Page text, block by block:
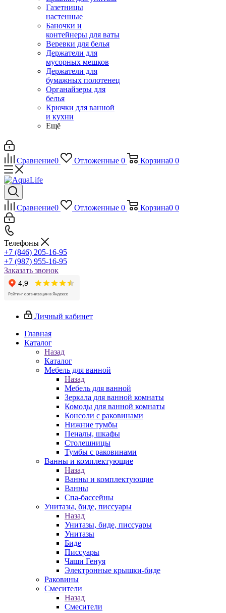
Газетницы
настенные
Баночки и
контейнеры для ваты
Веревки для белья
Держатели для
мусорных мешков
Держатели для
бумажных полотенец
Органайзеры для
белья
Крючки для ванной
и кухни
Ещё
Сравнение0 Отложенные 0 Корзина0 0
Сравнение0 Отложенные 0 Корзина0 0
Телефоны
+7 (846) 205-16-95
+7 (987) 955-16-95
Заказать звонок
Личный кабинет
Главная
Каталог
Назад
Каталог
Мебель для ванной
Назад
Мебель для ванной
Зеркала для ванной комнаты
Комоды для ванной комнаты
Консоли с раковинами
Нижние тумбы
Пеналы, шкафы
Столешницы
Тумбы с раковинами
Ванны и комплектующие
Назад
Ванны и комплектующие
Ванны
Спа-бассейны
Унитазы, биде, писсуары
Назад
Унитазы, биде, писсуары
Унитазы
Биде
Писсуары
Чаши Генуя
Электронные крышки-биде
Раковины
Смесители
Назад
Смесители